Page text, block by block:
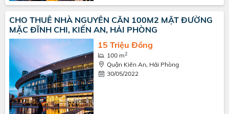
CHO THUÊ NHÀ NGUYÊN CĂN 100M2 MẶT ĐƯỜNG
MẶC ĐĨNH CHI, KIẾN AN, HẢI PHÒNG
15 Triệu Đồng
100 m2
Quận Kiến An, Hải Phòng
30/05/2022